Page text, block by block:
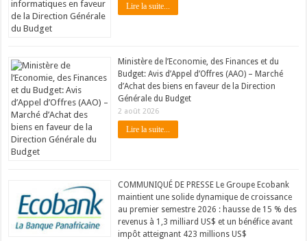
Lire la suite...
Ministère de l’Economie, des Finances et du
Budget: Avis d’Appel d’Offres (AAO) – Marché
d’Achat des biens en faveur de la Direction
Générale du Budget
2 août 2026
Lire la suite...
COMMUNIQUÉ DE PRESSE Le Groupe Ecobank
maintient une solide dynamique de croissance
au premier semestre 2026 : hausse de 15 % des
revenus à 1,3 milliard US$ et un bénéfice avant
impôt atteignant 423 millions US$